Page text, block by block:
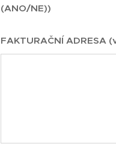
(ANO/NE))
FAKTURAČNÍ